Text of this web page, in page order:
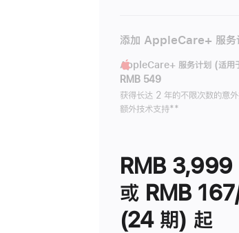
添加 AppleCare+ 服务
AppleCare+ 服务计划 (适用
RMB 549
获得长达 2 年的不限次数的意
额外技术支持脚
**
RMB 3,999
或 RMB
(24 期) 起